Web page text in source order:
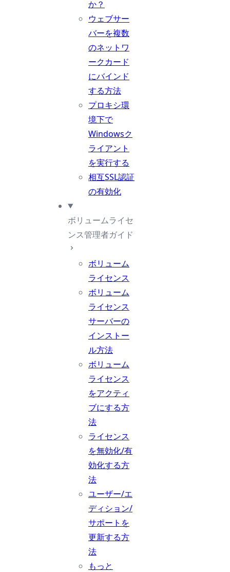
か？
ウェブサー
バーを複数
のネットワ
ークカード
にバインド
する方法
プロキシ環
境下で
Windowsク
ライアント
を実行する
相互SSL認証
の有効化
ボリュームライセ
ンス管理者ガイド
ボリューム
ライセンス
ボリューム
ライセンス
サーバーの
インストー
ル方法
ボリューム
ライセンス
をアクティ
ブにする方
法
ライセンス
を無効化/有
効化する方
法
ユーザー/エ
ディション/
サポートを
更新する方
法
もっと